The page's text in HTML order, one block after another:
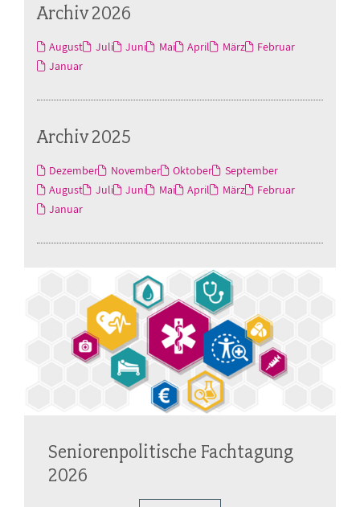
Archiv 2026
August Juli Juni Mai April März
Februar
Januar
Archiv 2025
Dezember November Oktober
September
August
Juli Juni Mai April März
Februar
Januar
Seniorenpolitische Fachtagung
2026